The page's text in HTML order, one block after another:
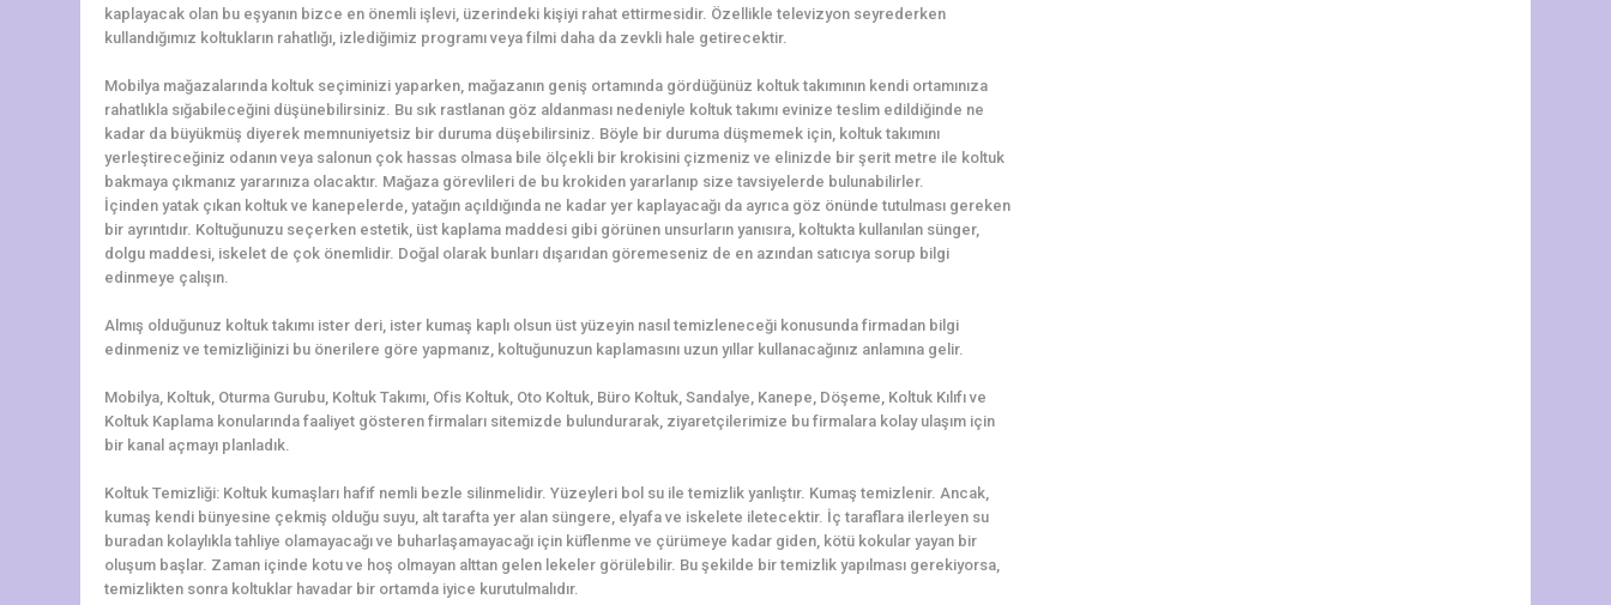
kaplayacak olan bu eşyanın bizce en önemli işlevi, üzerindeki kişiyi rahat ettirmesidir. Özellikle televizyon seyrederken
kullandığımız koltukların rahatlığı, izlediğimiz programı veya filmi daha da zevkli hale getirecektir.
Mobilya mağazalarında koltuk seçiminizi yaparken, mağazanın geniş ortamında gördüğünüz koltuk takımının kendi ortamınıza
rahatlıkla sığabileceğini düşünebilirsiniz. Bu sık rastlanan göz aldanması nedeniyle koltuk takımı evinize teslim edildiğinde ne
kadar da büyükmüş diyerek memnuniyetsiz bir duruma düşebilirsiniz. Böyle bir duruma düşmemek için, koltuk takımını
yerleştireceğiniz odanın veya salonun çok hassas olmasa bile ölçekli bir krokisini çizmeniz ve elinizde bir şerit metre ile koltuk
bakmaya çıkmanız yararınıza olacaktır. Mağaza görevlileri de bu krokiden yararlanıp size tavsiyelerde bulunabilirler.
İçinden yatak çıkan koltuk ve kanepelerde, yatağın açıldığında ne kadar yer kaplayacağı da ayrıca göz önünde tutulması gereken
bir ayrıntıdır. Koltuğunuzu seçerken estetik, üst kaplama maddesi gibi görünen unsurların yanısıra, koltukta kullanılan sünger,
dolgu maddesi, iskelet de çok önemlidir. Doğal olarak bunları dışarıdan göremeseniz de en azından satıcıya sorup bilgi
edinmeye çalışın.
Almış olduğunuz koltuk takımı ister deri, ister kumaş kaplı olsun üst yüzeyin nasıl temizleneceği konusunda firmadan bilgi
edinmeniz ve temizliğinizi bu önerilere göre yapmanız, koltuğunuzun kaplamasını uzun yıllar kullanacağınız anlamına gelir.
Mobilya, Koltuk, Oturma Gurubu, Koltuk Takımı, Ofis Koltuk, Oto Koltuk, Büro Koltuk, Sandalye, Kanepe, Döşeme, Koltuk Kılıfı ve
Koltuk Kaplama konularında faaliyet gösteren firmaları sitemizde bulundurarak, ziyaretçilerimize bu firmalara kolay ulaşım için
bir kanal açmayı planladık.
Koltuk Temizliği: Koltuk kumaşları hafif nemli bezle silinmelidir. Yüzeyleri bol su ile temizlik yanlıştır. Kumaş temizlenir. Ancak,
kumaş kendi bünyesine çekmiş olduğu suyu, alt tarafta yer alan süngere, elyafa ve iskelete iletecektir. İç taraflara ilerleyen su
buradan kolaylıkla tahliye olamayacağı ve buharlaşamayacağı için küflenme ve çürümeye kadar giden, kötü kokular yayan bir
oluşum başlar. Zaman içinde kotu ve hoş olmayan alttan gelen lekeler görülebilir. Bu şekilde bir temizlik yapılması gerekiyorsa,
temizlikten sonra koltuklar havadar bir ortamda iyice kurutulmalıdır.